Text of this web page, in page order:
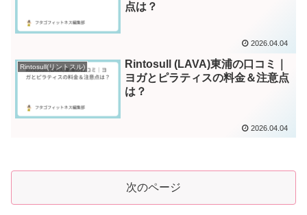
点は？
2026.04.04
Rintosull(リントスル)
Rintosull (LAVA)東浦の口コミ｜
ヨガとピラティスの料金＆注意点
は？
2026.04.04
次のページ